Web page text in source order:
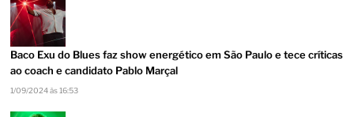
Baco Exu do Blues faz show energético em São Paulo e tece críticas
ao coach e candidato Pablo Marçal
1/09/2024 às 16:53